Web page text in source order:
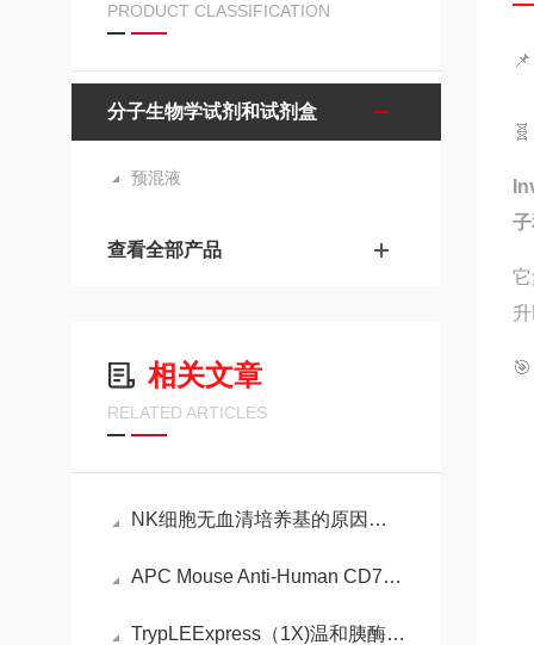
PRODUCT CLASSIFICATION
分子生物学试剂和试剂盒
预混液
查看全部产品
相关文章
RELATED ARTICLES
NK细胞无血清培养基的原因是什么？
APC Mouse Anti-Human CD79a Clone HM47 (RUO) 抗体的特点
TrypLEExpress（1X)温和胰酶的特性